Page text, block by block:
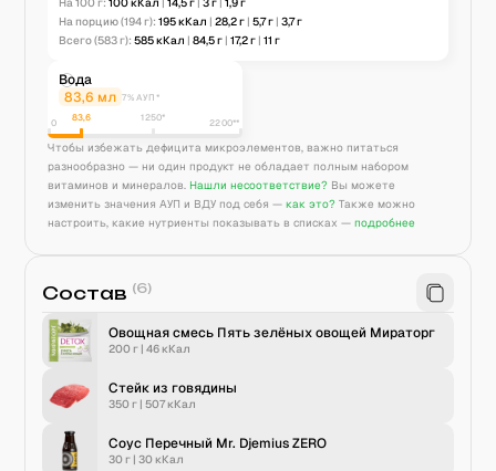
На порцию(194 г): 195кКал | 28,2г | 5,7г | 3,7г
Всего(583 г): 585кКал | 84,5г | 17,2г | 11 г
Вода
83,6 мл 7% АУП*
0 83,6 1250* 2200**
Чтобы избежать дефицита микроэлементов, важно питаться
разнообразно — ни один продукт не обладает полным набором
витаминов и минералов. Нашли несоответствие? Вы можете
изменить значения АУП и ВДУ под себя — как это? Также можно
настроить, какие нутриенты показывать в списках — подробнее
Состав (6)
Овощная смесь Пять зелёных овощей Мираторг
200 г |46кКал
Стейк из говядины
350 г |507кКал
Соус Перечный Mr. Djemius ZERO
30 г |30кКал